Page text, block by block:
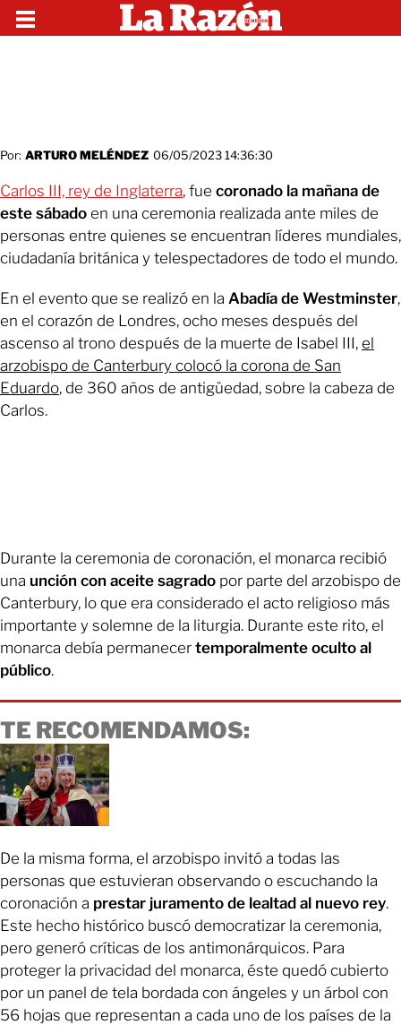
Por: ARTURO MELÉNDEZ 06/05/2023 14:36:30
Carlos III, rey de Inglaterra, fue coronado la mañana de
este sábado en una ceremonia realizada ante miles de
personas entre quienes se encuentran líderes mundiales,
ciudadanía británica y telespectadores de todo el mundo.
En el evento que se realizó en la Abadía de Westminster,
en el corazón de Londres, ocho meses después del
ascenso al trono después de la muerte de Isabel III, el
arzobispo de Canterbury colocó la corona de San
Eduardo, de 360 años de antigüedad, sobre la cabeza de
Carlos.
Durante la ceremonia de coronación, el monarca recibió
una unción con aceite sagrado por parte del arzobispo de
Canterbury, lo que era considerado el acto religioso más
importante y solemne de la liturgia. Durante este rito, el
monarca debía permanecer temporalmente oculto al
público.
TE RECOMENDAMOS:
De la misma forma, el arzobispo invitó a todas las
personas que estuvieran observando o escuchando la
coronación a prestar juramento de lealtad al nuevo rey.
Este hecho histórico buscó democratizar la ceremonia,
pero generó críticas de los antimonárquicos. Para
proteger la privacidad del monarca, éste quedó cubierto
por un panel de tela bordada con ángeles y un árbol con
56 hojas que representan a cada uno de los países de la